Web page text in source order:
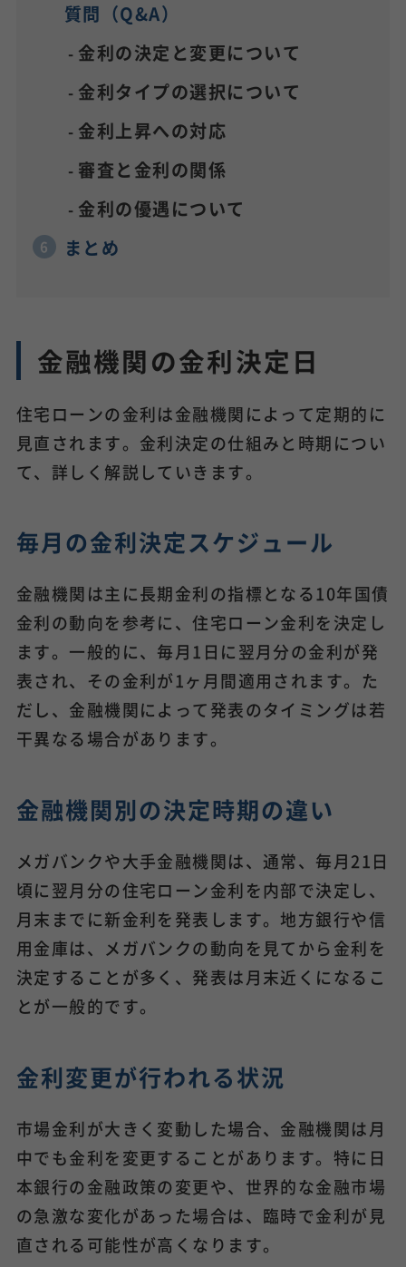
質問（Q&A）
金利の決定と変更について
金利タイプの選択について
金利上昇への対応
審査と金利の関係
金利の優遇について
まとめ
金融機関の金利決定日
住宅ローンの金利は金融機関によって定期的に
見直されます。金利決定の仕組みと時期につい
て、詳しく解説していきます。
毎月の金利決定スケジュール
金融機関は主に長期金利の指標となる10年国債
金利の動向を参考に、住宅ローン金利を決定し
ます。一般的に、毎月1日に翌月分の金利が発
表され、その金利が1ヶ月間適用されます。た
だし、金融機関によって発表のタイミングは若
干異なる場合があります。
金融機関別の決定時期の違い
メガバンクや大手金融機関は、通常、毎月21日
頃に翌月分の住宅ローン金利を内部で決定し、
月末までに新金利を発表します。地方銀行や信
用金庫は、メガバンクの動向を見てから金利を
決定することが多く、発表は月末近くになるこ
とが一般的です。
金利変更が行われる状況
市場金利が大きく変動した場合、金融機関は月
中でも金利を変更することがあります。特に日
本銀行の金融政策の変更や、世界的な金融市場
の急激な変化があった場合は、臨時で金利が見
直される可能性が高くなります。